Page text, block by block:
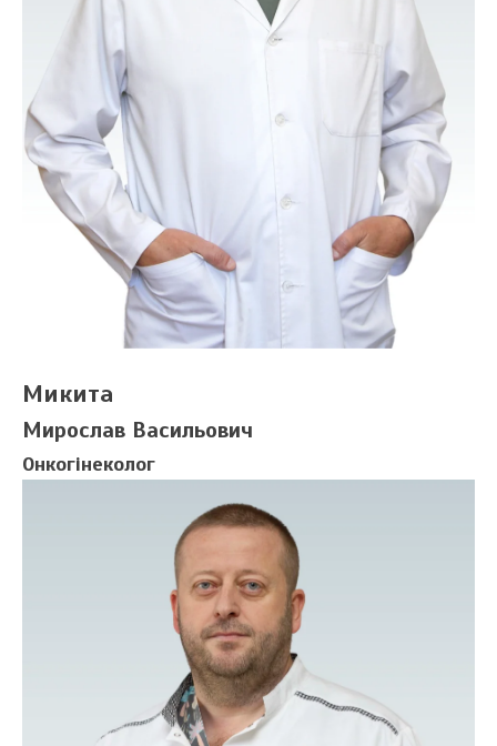
Микита
Мирослав Васильович
Онкогінеколог